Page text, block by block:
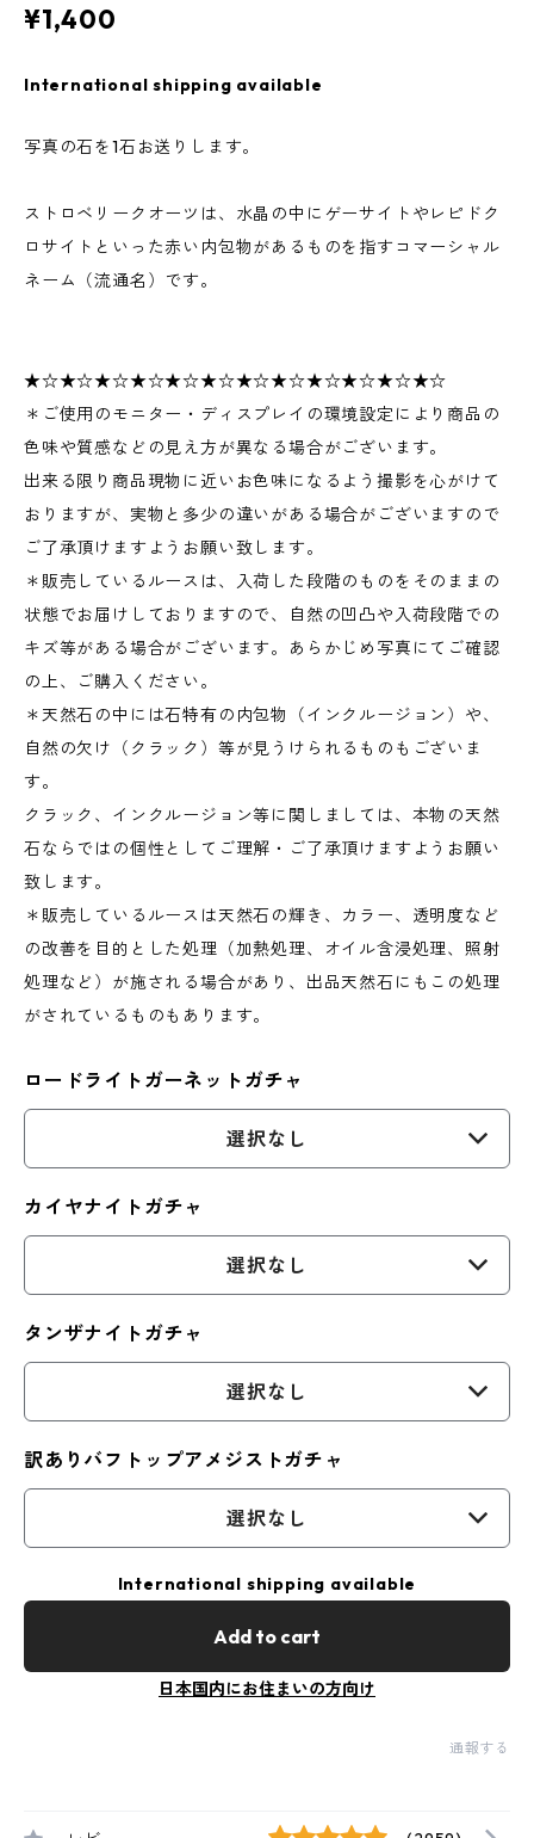
¥1,400
International shipping available
写真の石を1石お送りします。
ストロベリークオーツは、水晶の中にゲーサイトやレピドク
ロサイトといった赤い内包物があるものを指すコマーシャル
ネーム（流通名）です。
★☆★☆★☆★☆★☆★☆★☆★☆★☆★☆★☆★☆
＊ご使用のモニター・ディスプレイの環境設定により商品の
色味や質感などの見え方が異なる場合がございます。
出来る限り商品現物に近いお色味になるよう撮影を心がけて
おりますが、実物と多少の違いがある場合がございますので
ご了承頂けますようお願い致します。
＊販売しているルースは、入荷した段階のものをそのままの
状態でお届けしておりますので、自然の凹凸や入荷段階での
キズ等がある場合がございます。あらかじめ写真にてご確認
の上、ご購入ください。
＊天然石の中には石特有の内包物（インクルージョン）や、
自然の欠け（クラック）等が見うけられるものもございま
す。
クラック、インクルージョン等に関しましては、本物の天然
石ならではの個性としてご理解・ご了承頂けますようお願い
致します。
＊販売しているルースは天然石の輝き、カラー、透明度など
の改善を目的とした処理（加熱処理、オイル含浸処理、照射
処理など）が施される場合があり、出品天然石にもこの処理
がされているものもあります。
ロードライトガーネットガチャ
選択なし
カイヤナイトガチャ
選択なし
タンザナイトガチャ
選択なし
訳ありバフトップアメジストガチャ
選択なし
International shipping available
Add to cart
日本国内にお住まいの方向け
通報する